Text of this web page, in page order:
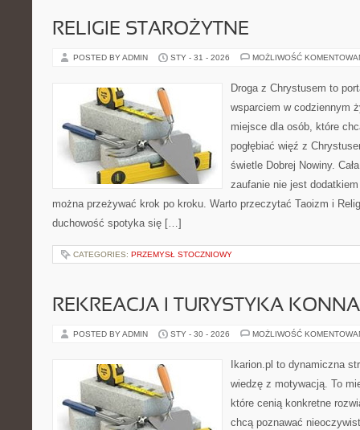
RELIGIE STAROŻYTNE
POSTED BY ADMIN STY - 31 - 2026 MOŻLIWOŚĆ
Droga z Chrystusem to
wsparciem w codziennym
miejsce dla osób, które
pogłębiać więź z
świetle Dobrej Nowiny.
zaufanie nie jest
można przeżywać krok po kroku. Warto przeczytać Taoizm i
duchowość spotyka się […]
CATEGORIES: PRZEMYSŁ STOCZNIOWY
REKREACJA I TURYSTYKA KONNA
POSTED BY ADMIN STY - 30 - 2026 MOŻLIWOŚĆ
Ikarion.pl to dynamiczna
wiedzę z motywacją. To
które cenią konkretne
chcą poznawać